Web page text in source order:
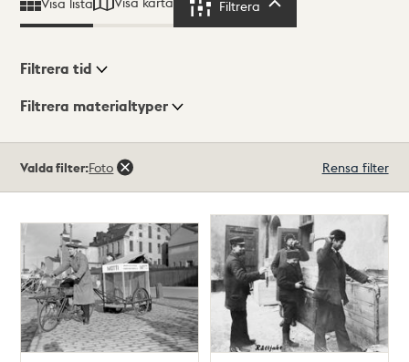
Filtrera
Visningsläge
Filtrera tid
Filtrera materialtyper
träffar
Valda filter:Foto Rensa filter